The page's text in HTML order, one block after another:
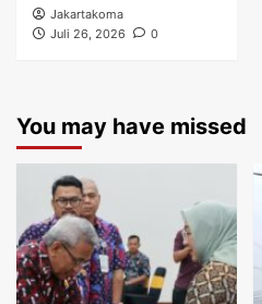
Jakartakoma
Juli 26, 2026
0
You may have missed